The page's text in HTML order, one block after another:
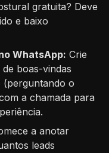
gratuita? Deve
e baixo
WhatsApp: Crie
boas-vindas
(perguntando o
a chamada para
a anotar
leads